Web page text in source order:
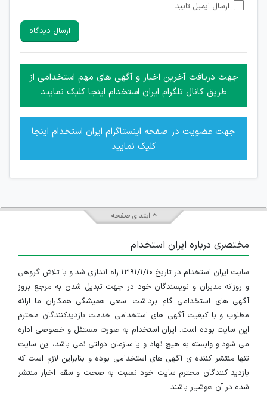
امکان تأیید نظرات کاربرانی که به هر طریقی قصد مأیوس کردن
هرگونه تحریک، تحقیر و کنایه به سایر افراد (مسئول و غیر مسئول)
غیر مجاز می باشد.
امکان هماهنگی برای هرگونه ملاقات حضوری چه به صورت دسته
جمعی و چه فردی توسط کاربران سایت وجود ندارد.
ارسال ایمیل تایید
ارسال دیدگاه
جهت دریافت آخرین اخبار و آگهی های مهم استخدامی از
طریق کانال تلگرام ایران استخدام اینجا کلیک نمایید
جهت عضویت در صفحه اینستاگرام ایران استخدام اینجا
کلیک نمایید
ابتدای صفحه
مختصری درباره ایران استخدام
سایت ایران استخدام در تاریخ ۱۳۹۱/۱/۱۰ راه اندازی شد و با تلاش گروهی
و روزانه مدیران و نویسندگان خود در جهت تبدیل شدن به مرجع بروز
آگهی های استخدامی گام برداشت. سعی همیشگی همکاران ما ارائه
مطلوب و با کیفیت آگهی های استخدامی خدمت بازدیدکنندگان محترم
این سایت بوده است. ایران استخدام به صورت مستقل و خصوصی اداره
می شود و وابسته به هیچ نهاد و یا سازمان دولتی نمی باشد، این سایت
تنها منتشر کننده ی آگهی های استخدامی بوده و بنابراین لازم است که
بازدید کنندگان محترم سایت خود نسبت به صحت و سقم اخبار منتشر
شده در آن هوشیار باشند.